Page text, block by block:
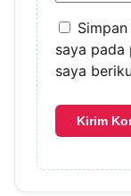
saya pada
saya